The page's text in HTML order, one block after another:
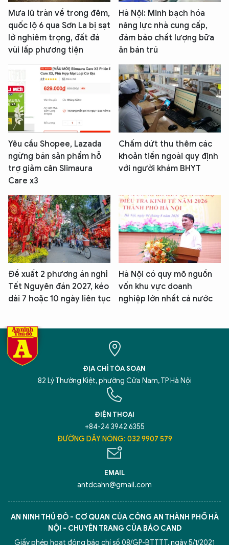
Mưa lũ tràn về trong đêm,
quốc lộ 6 qua Sơn La bị sạt
lở nghiêm trọng, đất đá
vùi lấp phương tiện
Hà Nội: Minh bạch hóa
năng lực nhà cung cấp,
đảm bảo chất lượng bữa
ăn bán trú
Yêu cầu Shopee, Lazada
ngừng bán sản phẩm hỗ
trợ giảm cân Slimaura
Care x3
Chấm dứt thu thêm các
khoản tiền ngoài quy định
với người khám BHYT
Đề xuất 2 phương án nghỉ
Tết Nguyên đán 2027, kéo
dài 7 hoặc 10 ngày liên tục
Hà Nội có quy mô nguồn
vốn khu vực doanh
nghiệp lớn nhất cả nước
ĐỊA CHỈ TÒA SOẠN
82 Lý Thường Kiệt, phường Cửa Nam, TP Hà Nội
ĐIỆN THOẠI
+84-24 3942 6355
ĐƯỜNG DÂY NÓNG: 032 9907 579
EMAIL
antdcahn@gmail.com
AN NINH THỦ ĐÔ - CƠ QUAN CỦA CÔNG AN THÀNH PHỐ HÀ
NỘI - CHUYÊN TRANG CỦA BÁO CAND
Giấy phép hoạt động báo chí số 08/GP-BTTTT, ngày 5/1/2021